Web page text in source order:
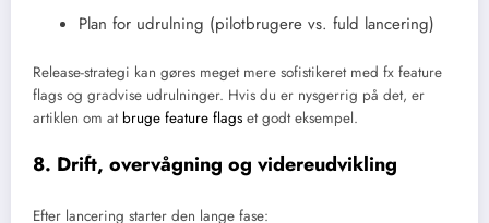
Plan for udrulning (pilotbrugere vs. fuld lancering)
Release-strategi kan gøres meget mere sofistikeret med fx feature
flags og gradvise udrulninger. Hvis du er nysgerrig på det, er
artiklen om at bruge feature flags et godt eksempel.
8. Drift, overvågning og videreudvikling
Efter lancering starter den lange fase: